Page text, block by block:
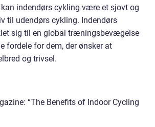
indendørs cykling være et sjovt og
til udendørs cykling. Indendørs
sig til en global træningsbevægelse
fordele for dem, der ønsker at
og trivsel.
“The Benefits of Indoor Cycling